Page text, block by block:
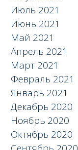
Июль 2021
Июнь 2021
Май 2021
Апрель 2021
Март 2021
Февраль 2021
Январь 2021
Декабрь 2020
Ноябрь 2020
Октябрь 2020